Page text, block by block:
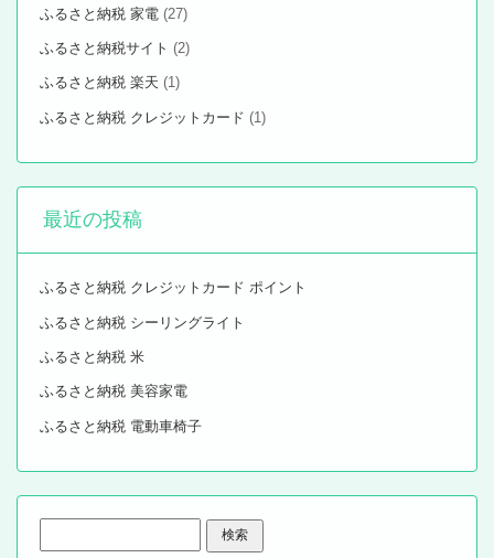
ふるさと納税 家電 (27)
ふるさと納税サイト (2)
ふるさと納税 楽天 (1)
ふるさと納税 クレジットカード (1)
最近の投稿
ふるさと納税 クレジットカード ポイント
ふるさと納税 シーリングライト
ふるさと納税 米
ふるさと納税 美容家電
ふるさと納税 電動車椅子
索: